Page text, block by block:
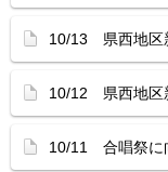
10/13 県西地区
10/12 県西地区
10/11 合唱祭に